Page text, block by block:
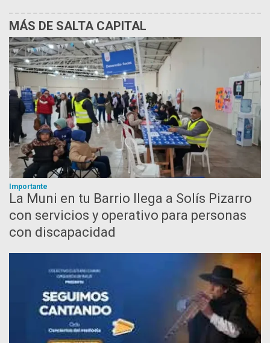
MÁS DE SALTA CAPITAL
Importante
La Muni en tu Barrio llega a Solís Pizarro
con servicios y operativo para personas
con discapacidad